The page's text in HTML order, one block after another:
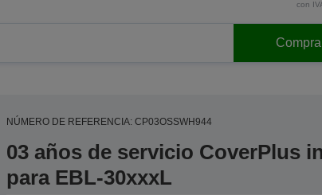
con
NÚMERO DE REFERENCIA: CP03OSSWH944
03 años de servicio CoverPlus
para EBL-30xxxL